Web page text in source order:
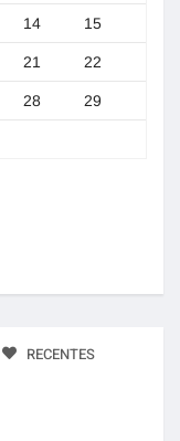
14 15
21 22
28 29
RECENTES